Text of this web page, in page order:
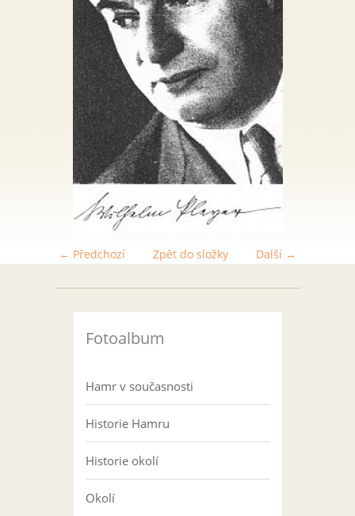
← Předchozí Další →
Zpět do složky
Fotoalbum
Hamr v současnosti
Historie Hamru
Historie okolí
Okolí